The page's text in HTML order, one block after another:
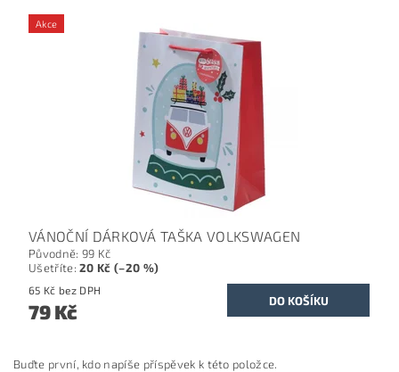
Akce
VÁNOČNÍ DÁRKOVÁ TAŠKA VOLKSWAGEN
Původně: 99 Kč
Ušetříte:20 Kč (–20 %)
65 Kč bez DPH
79 Kč
Buďte první, kdo napíše příspěvek k této položce.